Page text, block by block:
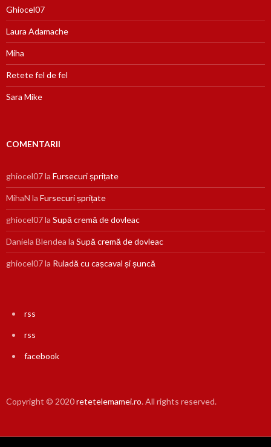
Ghiocel07
Laura Adamache
Miha
Retete fel de fel
Sara Mike
COMENTARII
ghiocel07la Fursecuri șprițate
MihaN la Fursecuri șprițate
ghiocel07la Supă cremă de dovleac
Daniela Blendea la Supă cremă de dovleac
ghiocel07la Ruladă cu cașcaval și șuncă
rss
rss
facebook
Copyright © 2020retetelemamei.ro. All rights reserved.